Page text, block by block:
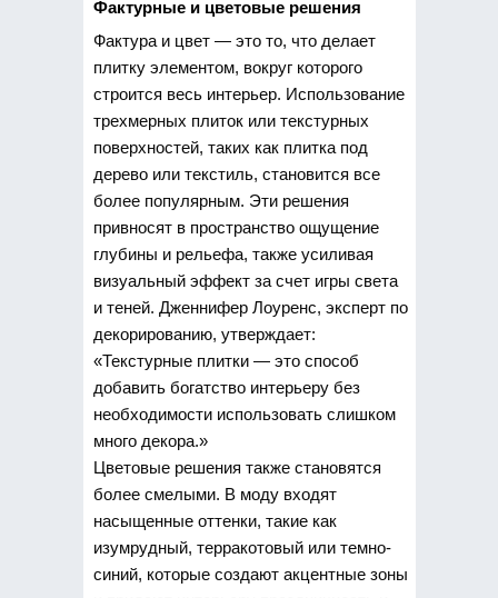
Фактурные и цветовые решения
Фактура и цвет — это то, что делает
плитку элементом, вокруг которого
строится весь интерьер. Использование
трехмерных плиток или текстурных
поверхностей, таких как плитка под
дерево или текстиль, становится все
более популярным. Эти решения
привносят в пространство ощущение
глубины и рельефа, также усиливая
визуальный эффект за счет игры света
и теней. Дженнифер Лоуренс, эксперт по
декорированию, утверждает:
«Текстурные плитки — это способ
добавить богатство интерьеру без
необходимости использовать слишком
много декора.»
Цветовые решения также становятся
более смелыми. В моду входят
насыщенные оттенки, такие как
изумрудный, терракотовый или темно-
синий, которые создают акцентные зоны